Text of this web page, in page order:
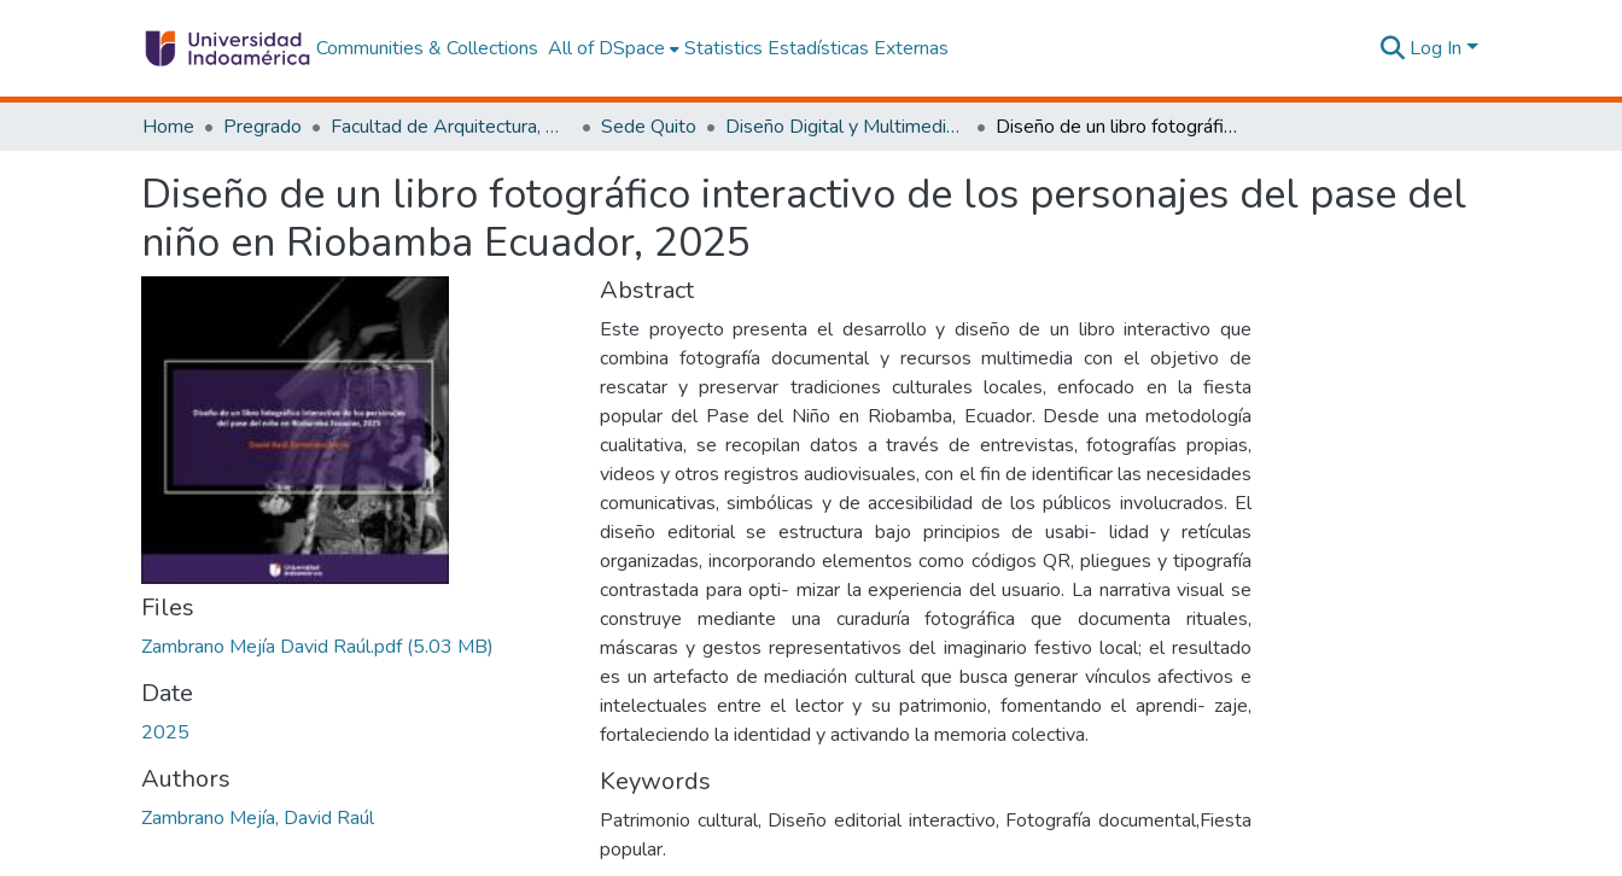
Communities & Collections All of DSpace Statistics Estadísticas Externas Log In
Home Pregrado Facultad de Arquitectura, Artes y Diseño Sede Quito Diseño Digital y Multimedia Quito Diseño de un libro fotográfico interactivo de los personajes del pase del niño en Riobamba Ecuador, 2025
Diseño de un libro fotográfico interactivo de los personajes del pase del
niño en Riobamba Ecuador, 2025
Files
Zambrano Mejía David Raúl.pdf(5.03 MB)
Date
2025
Authors
Zambrano Mejía, David Raúl
Abstract
Este proyecto presenta el desarrollo y diseño de un libro interactivo que
combina fotografía documental y recursos multimedia con el objetivo de
rescatar y preservar tradiciones culturales locales, enfocado en la fiesta
popular del Pase del Niño en Riobamba, Ecuador. Desde una metodología
cualitativa, se recopilan datos a través de entrevistas, fotografías propias,
videos y otros registros audiovisuales, con el fin de identificar las necesidades
comunicativas, simbólicas y de accesibilidad de los públicos involucrados. El
diseño editorial se estructura bajo principios de usabi- lidad y retículas
organizadas, incorporando elementos como códigos QR, pliegues y tipografía
contrastada para opti- mizar la experiencia del usuario. La narrativa visual se
construye mediante una curaduría fotográfica que documenta rituales,
máscaras y gestos representativos del imaginario festivo local; el resultado
es un artefacto de mediación cultural que busca generar vínculos afectivos e
intelectuales entre el lector y su patrimonio, fomentando el aprendi- zaje,
fortaleciendo la identidad y activando la memoria colectiva.
Keywords
Patrimonio cultural, Diseño editorial interactivo, Fotografía documental,Fiesta
popular.